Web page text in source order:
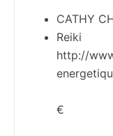
CATHY
Reiki
http://
€